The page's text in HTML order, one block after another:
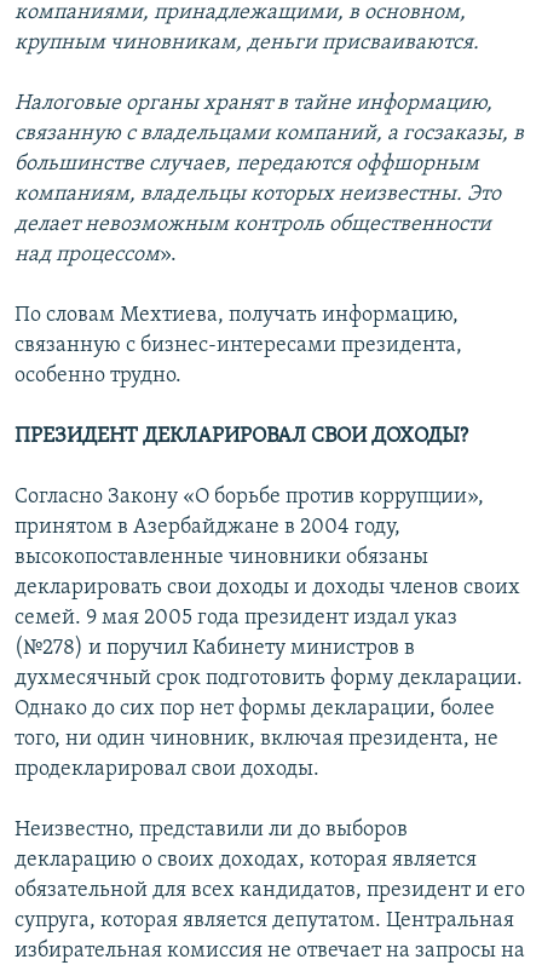
компаниями, принадлежащими, в основном,
крупным чиновникам, деньги присваиваются.
Налоговые органы хранят в тайне информацию,
связанную с владельцами компаний, а госзаказы, в
большинстве случаев, передаются оффшорным
компаниям, владельцы которых неизвестны. Это
делает невозможным контроль общественности
над процессом».
По словам Мехтиева, получать информацию,
связанную с бизнес-интересами президента,
особенно трудно.
ПРЕЗИДЕНТ ДЕКЛАРИРОВАЛ СВОИ ДОХОДЫ?
Согласно Закону «О борьбе против коррупции»,
принятом в Азербайджане в 2004 году,
высокопоставленные чиновники обязаны
декларировать свои доходы и доходы членов своих
семей. 9 мая 2005 года президент издал указ
(№278) и поручил Кабинету министров в
духмесячный срок подготовить форму декларации.
Однако до сих пор нет формы декларации, более
того, ни один чиновник, включая президента, не
продекларировал свои доходы.
Неизвестно, представили ли до выборов
декларацию о своих доходах, которая является
обязательной для всех кандидатов, президент и его
супруга, которая является депутатом. Центральная
избирательная комиссия не отвечает на запросы на